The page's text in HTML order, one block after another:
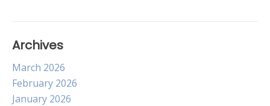
Archives
March 2026
February 2026
January 2026